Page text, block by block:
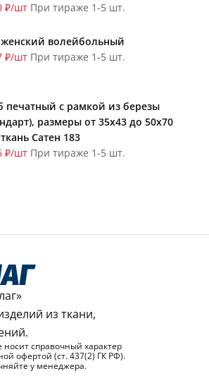
₽/шт При тираже 1-5 шт.
волейбольный
₽/шт При тираже 1-5 шт.
печатный с рамкой из березы
размеры от 35х43 до 50х70
Сатен 183
₽/шт При тираже 1-5 шт.
из ткани,
справочный характер
офертой (ст. 437(2) ГК РФ).
у менеджера.